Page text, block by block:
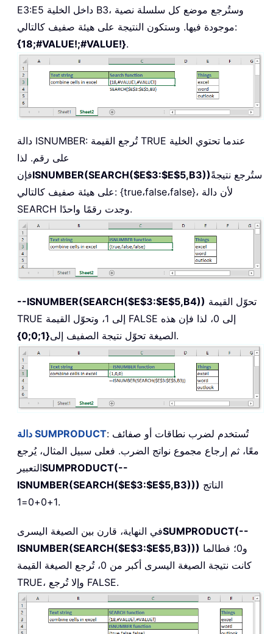
E3:E5 داخل الخلية B3، وستُرجع موضع كل سلسلة نصية
موجودة فيها. وستكون النتيجة على هيئة صفيف كالتالي:
{18;#VALUE!;#VALUE!}.
دالة ISNUMBER: تُرجع القيمة TRUE عندما تحتوي الخلية
على رقم. لذا
فإنISNUMBER(SEARCH($E$3:$E$5,B3))ستُرجع نتيجةً
على هيئة صفيف كالتالي: {true،false،false}، لأن دالة
SEARCH وجدت رقمًا واحدًا.
--ISNUMBER(SEARCH($E$3:$E$5,B4))
TRUE إلى 1، وتحوّل القيمة FALSE إلى 0، لذا فإن هذه
الصيغة تحوّل نتيجة الصفيف إلى{1;0;0} .
دالة SUMPRODUCT: تُستخدم لضرب نطاقات أو صفائف
معًا، ثم إرجاع مجموع نواتج الضرب. فعلى سبيل المثال، يُرجع
التعبيرSUMPRODUCT(--
ISNUMBER(SEARCH($E$3:$E$5,B3)))
1+0+0=1.
في النهاية، قارن بين الصيغة اليسرىSUMPRODUCT(--
ISNUMBER(SEARCH($E$3:$E$5,B3)))
كانت نتيجة الصيغة اليسرى أكبر من 0، تُرجع الصيغة القيمة
TRUE، وإلا تُرجع FALSE.